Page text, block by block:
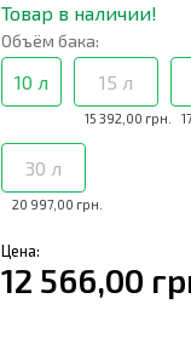
Товар в наличии!
Объём бака:
10 л
15 392,00 грн.
15 л
20 997,00 грн.
30 л
Цена:
12 566,00